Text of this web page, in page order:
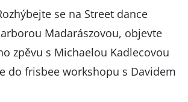
se na Street dance
Madarászovou, objevte
zpěvu s Michaelou Kadlecovou
do frisbee workshopu s Davidem